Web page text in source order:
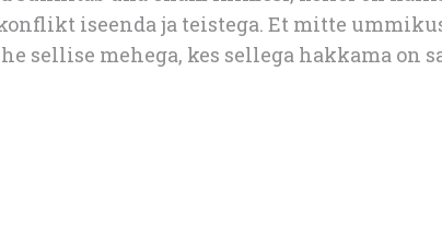
iseenda ja teistega. Et mitte
sellise mehega, kes sellega hakkama on